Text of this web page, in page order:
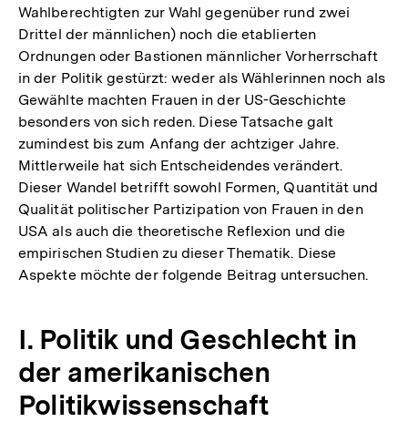
Wahlberechtigten zur Wahl gegenüber rund zwei
Drittel der männlichen) noch die etablierten
Ordnungen oder Bastionen männlicher Vorherrschaft
in der Politik gestürzt: weder als Wählerinnen noch als
Gewählte machten Frauen in der US-Geschichte
besonders von sich reden. Diese Tatsache galt
zumindest bis zum Anfang der achtziger Jahre.
Mittlerweile hat sich Entscheidendes verändert.
Dieser Wandel betrifft sowohl Formen, Quantität und
Qualität politischer Partizipation von Frauen in den
USA als auch die theoretische Reflexion und die
empirischen Studien zu dieser Thematik. Diese
Aspekte möchte der folgende Beitrag untersuchen.
I. Politik und Geschlecht in
der amerikanischen
Politikwissenschaft